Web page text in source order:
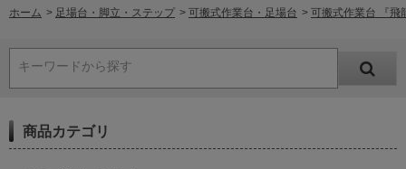
ホーム > 足場台・脚立・ステップ > 可搬式作業台・足場台 > 可搬式作業台 『飛
キーワードから探す
商品カテゴリ